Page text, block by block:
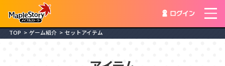
ログイン
TOP ゲーム紹介 セットアイテム